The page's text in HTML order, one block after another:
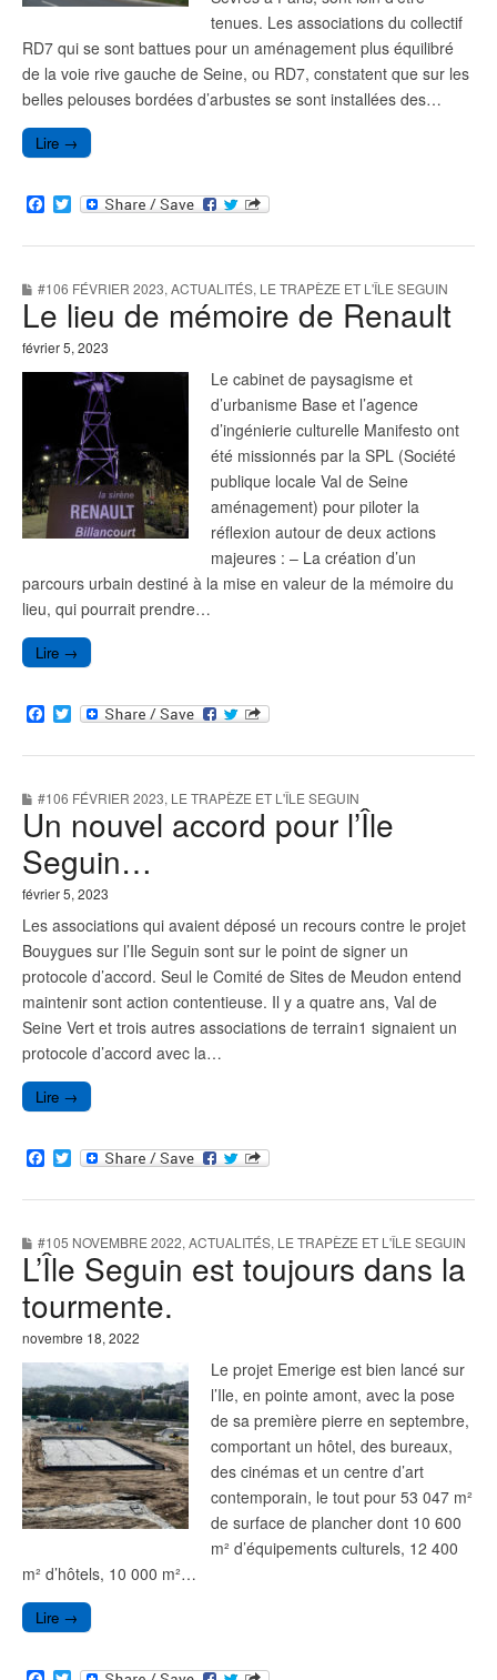
tenues. Les associations du collectif
RD7 qui se sont battues pour un aménagement plus équilibré
de la voie rive gauche de Seine, ou RD7, constatent que sur les
belles pelouses bordées d’arbustes se sont installées des…
Lire →
F
a
c
o
o
k
T
w
i
e
r
#106 FÉVRIER 2023, ACTUALITÉS, LE TRAPÈZE ET L'ÎLE SEGUIN
Le lieu de mémoire de Renault
février 5, 2023
Le cabinet de paysagisme et
d’urbanisme Base et l’agence
d’ingénierie culturelle Manifesto ont
été missionnés par la SPL (Société
publique locale Val de Seine
aménagement) pour piloter la
réflexion autour de deux actions
majeures : – La création d’un
parcours urbain destiné à la mise en valeur de la mémoire du
lieu, qui pourrait prendre…
Lire →
F
a
c
o
o
k
T
w
i
e
r
#106 FÉVRIER 2023, LE TRAPÈZE ET L'ÎLE SEGUIN
Un nouvel accord pour l’Île
Seguin…
février 5, 2023
Les associations qui avaient déposé un recours contre le projet
Bouygues sur l’Ile Seguin sont sur le point de signer un
protocole d’accord. Seul le Comité de Sites de Meudon entend
maintenir sont action contentieuse. Il y a quatre ans, Val de
Seine Vert et trois autres associations de terrain1 signaient un
protocole d’accord avec la…
Lire →
F
a
c
o
o
k
T
w
i
e
r
#105 NOVEMBRE 2022, ACTUALITÉS, LE TRAPÈZE ET L'ÎLE SEGUIN
L’Île Seguin est toujours dans la
tourmente.
novembre 18, 2022
Le projet Emerige est bien lancé sur
l’Ile, en pointe amont, avec la pose
de sa première pierre en septembre,
comportant un hôtel, des bureaux,
des cinémas et un centre d’art
contemporain, le tout pour 53 047 m²
de surface de plancher dont 10 600
m² d’équipements culturels, 12 400
m² d’hôtels, 10 000 m²…
Lire →